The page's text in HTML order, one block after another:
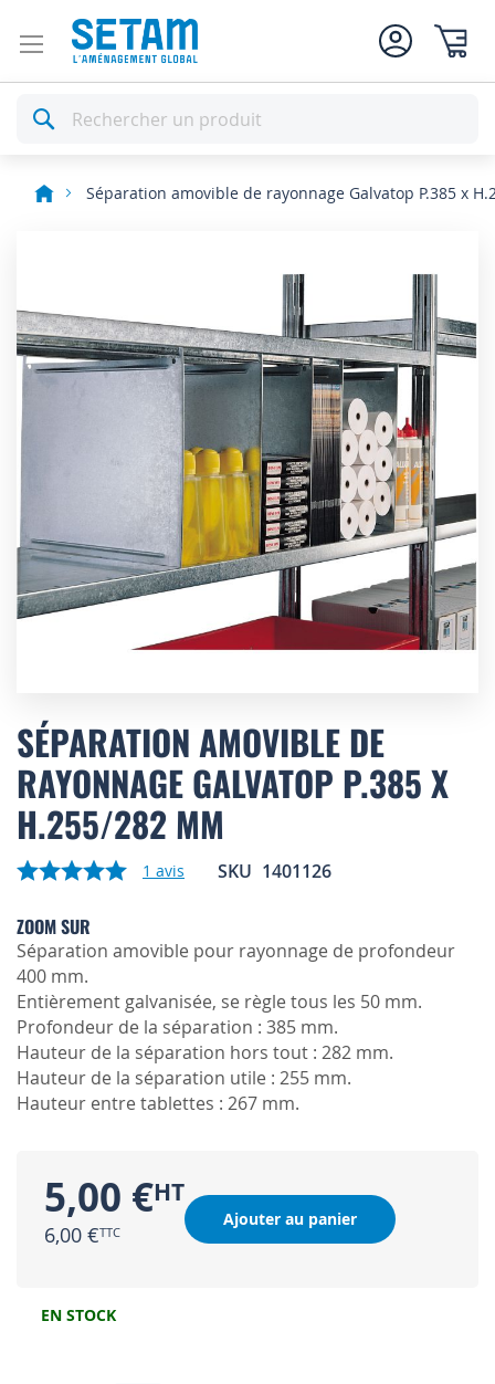
Rechercher
Séparation amovible de rayonnage Galvatop P.385 x
end
of
the
images
to
the
beginning
of
the
images
gallery
SÉPARATION AMOVIBLE DE
RAYONNAGE GALVATOP P.385 X
H.255/282 MM
1 avis SKU 1401126
ZOOM SUR
Séparation amovible pour rayonnage de profondeur
400 mm.
Entièrement galvanisée, se règle tous les 50 mm.
Profondeur de la séparation : 385 mm.
Hauteur de la séparation hors tout : 282 mm.
Hauteur de la séparation utile : 255 mm.
Hauteur entre tablettes : 267 mm.
5,00 €
6,00 €
Ajouter au panier
EN STOCK